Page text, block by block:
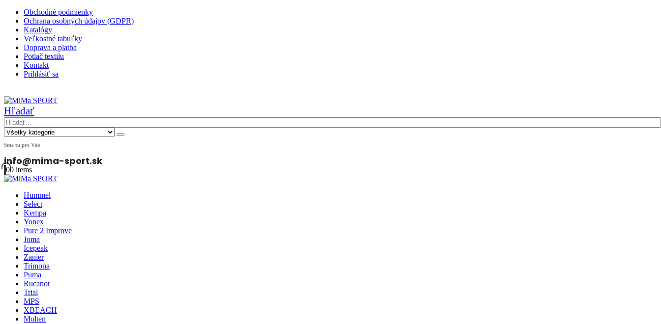
Obchodné podmienky
Ochrana osobných údajov (GDPR)
Katalógy
Veľkostné tabuľky
Doprava a platba
Potlač textilu
Kontakt
Prihlásiť sa
Hľadať
Sme tu pre Vás
info@mima-sport.sk
00 items
Hummel
Select
Kempa
Yonex
Pure 2 Improve
Joma
Icepeak
Zanier
Trimona
Puma
Rucanor
Trial
MPS
XBEACH
Molten